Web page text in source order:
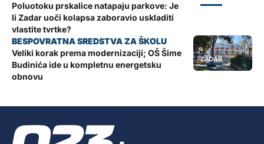
Poluotoku prskalice natapaju parkove: Je
li Zadar uoči kolapsa zaboravio uskladiti
vlastite tvrtke?
ZADAR
Veliki korak prema modernizaciji; OŠ Šime
Budinića ide u kompletnu energetsku
obnovu